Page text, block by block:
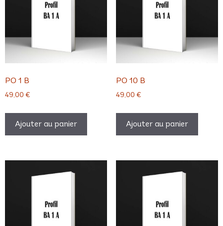
PO 1 B
49,00 €
Ajouter au panier
PO 10 B
49,00 €
Ajouter au panier